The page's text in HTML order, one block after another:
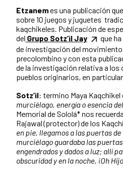
Etzanemes una publicación
sobre 10 juegos y juguetes
kaqchikeles. Publicación de
del Grupo Sotz’il Jay
que
de investigación del
precolombino y con esta
de la investigación relativa a
pueblos originarios, en
Sotz’il: termino Maya
murciélago, energía o esencia
Memorial de Sololá* nos
Rajawal (protector) de los
en pie, llegamos a las puertas de
murciélago guardaba las
engendrados y dados a luz; allí
obscuridad y en la noche, ¡Oh